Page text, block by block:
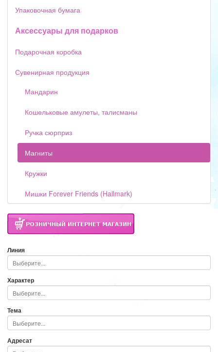
Упаковочная бумага
Аксессуары для подарков
Подарочная коробка
Сувенирная продукция
Мандарин
Кошельковые амулеты, талисманы
Ручка сюрприз
Магниты
Кружки
Мишки Forever Friends (Hallmark)
Линия
Характер
Тема
Адресат